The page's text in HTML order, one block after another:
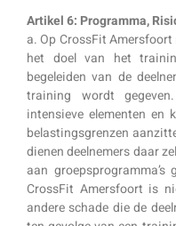
Artikel 6: Programma,
a. Op CrossFit
het doel van het
begeleiden van de
training wordt
intensieve elementen en
belastingsgrenzen
dienen deelnemers daar
aan
CrossFit Amersfoort is
andere schade die de